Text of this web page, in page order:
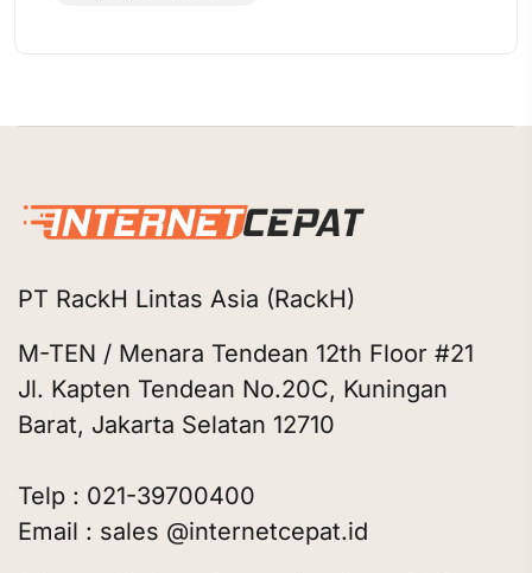
PT RackH Lintas Asia (RackH)
M-TEN / Menara Tendean 12th Floor #21
Jl. Kapten Tendean No.20C, Kuningan
Barat, Jakarta Selatan 12710
Telp : 021-39700400
Email : sales @internetcepat.id